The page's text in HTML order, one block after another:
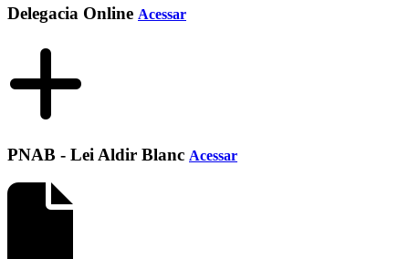
Delegacia Online Acessar
PNAB - Lei Aldir Blanc Acessar